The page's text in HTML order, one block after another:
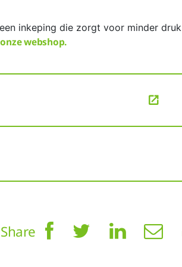
inkeping die zorgt voor minder druk
webshop.
Share